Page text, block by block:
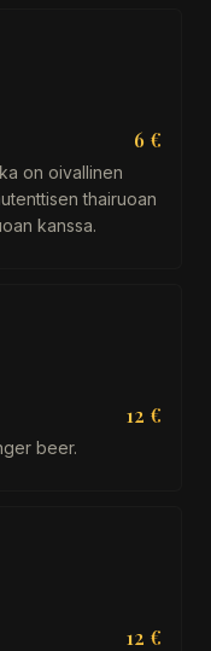
6 €
on oivallinen
thairuoan
kanssa.
12 €
beer.
12 €